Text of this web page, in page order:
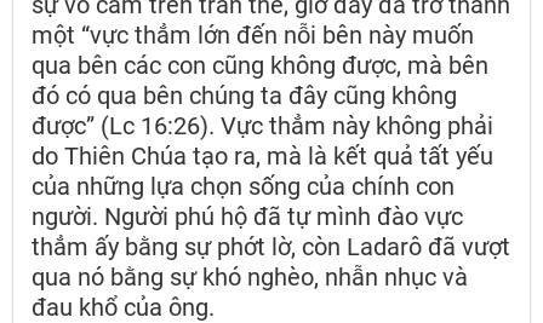
một “vực thẳm lớn đến nỗi bên này muốn
qua bên các con cũng không được, mà bên
đó có qua bên chúng ta đây cũng không
được” (Lc 16:26). Vực thẳm này không phải
do Thiên Chúa tạo ra, mà là kết quả tất yếu
của những lựa chọn sống của chính con
người. Người phú hộ đã tự mình đào vực
thẳm ấy bằng sự phớt lờ, còn Ladarô đã vượt
qua nó bằng sự khó nghèo, nhẫn nhục và
đau khổ của ông.